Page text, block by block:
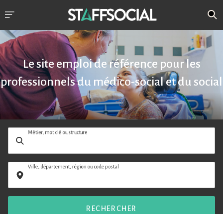
Le site emploi de référence pour les
professionnels du médico-social et du social
Métier, mot clé ou structure
Ville, département, région ou code postal
RECHERCHER